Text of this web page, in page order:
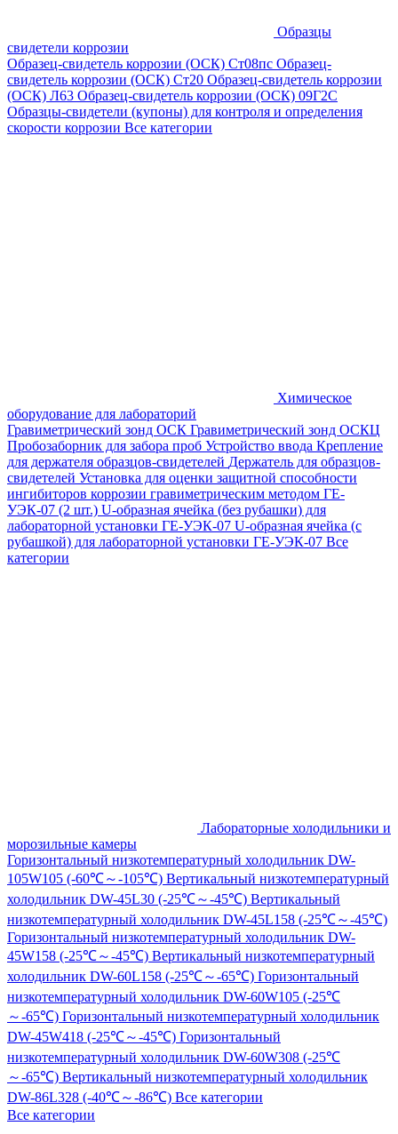
Образцы
свидетели коррозии
Образец-свидетель коррозии (ОСК) Ст08пс Образец-
свидетель коррозии (ОСК) Ст20 Образец-свидетель коррозии
(ОСК) Л63 Образец-свидетель коррозии (ОСК) 09Г2С
Образцы-свидетели (купоны) для контроля и определения
скорости коррозии Все категории
Химическое
оборудование для лабораторий
Гравиметрический зонд ОСК Гравиметрический зонд ОСКЦ
Пробозаборник для забора проб Устройство ввода Крепление
для держателя образцов-свидетелей Держатель для образцов-
свидетелей Установка для оценки защитной способности
ингибиторов коррозии гравиметрическим методом ГЕ-
УЭК-07 (2 шт.) U-образная ячейка (без рубашки) для
лабораторной установки ГЕ-УЭК-07 U-образная ячейка (с
рубашкой) для лабораторной установки ГЕ-УЭК-07 Все
категории
Лабораторные холодильники и
морозильные камеры
Горизонтальный низкотемпературный холодильник DW-
105W105 (-60℃～-105℃) Вертикальный низкотемпературный
холодильник DW-45L30 (-25℃～-45℃) Вертикальный
низкотемпературный холодильник DW-45L158 (-25℃～-45℃)
Горизонтальный низкотемпературный холодильник DW-
45W158 (-25℃～-45℃) Вертикальный низкотемпературный
холодильник DW-60L158 (-25℃～-65℃) Горизонтальный
низкотемпературный холодильник DW-60W105 (-25℃
～-65℃) Горизонтальный низкотемпературный холодильник
DW-45W418 (-25℃～-45℃) Горизонтальный
низкотемпературный холодильник DW-60W308 (-25℃
～-65℃) Вертикальный низкотемпературный холодильник
DW-86L328 (-40℃～-86℃) Все категории
Все категории